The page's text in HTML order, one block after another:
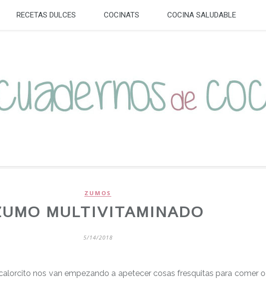
RECETAS DULCES COCINATS COCINA SALUDABLE
ZUMOS
MULTIVITAMINADO
5/14/2018
nos van empezando a apetecer cosas fresquitas para comer o